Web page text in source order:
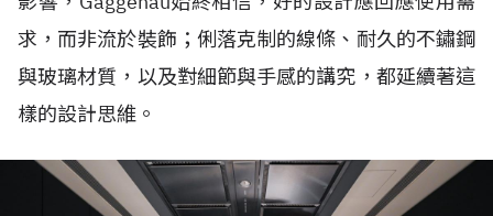
求，而非流於裝飾；俐落克制的線條、耐久的不鏽鋼
與玻璃材質，以及對細節與手感的講究，都延續著這
樣的設計思維。